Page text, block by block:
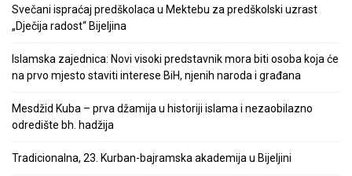
Svečani ispraćaj predškolaca u Mektebu za predškolski uzrast
„Dječija radost“ Bijeljina
Islamska zajednica: Novi visoki predstavnik mora biti osoba koja će
na prvo mjesto staviti interese BiH, njenih naroda i građana
Mesdžid Kuba – prva džamija u historiji islama i nezaobilazno
odredište bh. hadžija
Tradicionalna, 23. Kurban-bajramska akademija u Bijeljini